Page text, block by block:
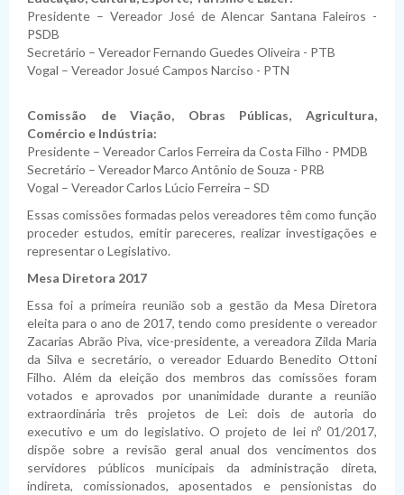
Presidente – Vereador José de Alencar Santana Faleiros -
PSDB
Secretário – Vereador Fernando Guedes Oliveira - PTB
Vogal – Vereador Josué Campos Narciso - PTN
Comissão de Viação, Obras Públicas, Agricultura,
Comércio e Indústria:
Presidente – Vereador Carlos Ferreira da Costa Filho - PMDB
Secretário – Vereador Marco Antônio de Souza - PRB
Vogal – Vereador Carlos Lúcio Ferreira – SD
Essas comissões formadas pelos vereadores têm como função
proceder estudos, emitir pareceres, realizar investigações e
representar o Legislativo.
Mesa Diretora 2017
Essa foi a primeira reunião sob a gestão da Mesa Diretora
eleita para o ano de 2017, tendo como presidente o vereador
Zacarias Abrão Piva, vice-presidente, a vereadora Zilda Maria
da Silva e secretário, o vereador Eduardo Benedito Ottoni
Filho. Além da eleição dos membros das comissões foram
votados e aprovados por unanimidade durante a reunião
extraordinária três projetos de Lei: dois de autoria do
executivo e um do legislativo. O projeto de lei nº 01/2017,
dispõe sobre a revisão geral anual dos vencimentos dos
servidores públicos municipais da administração direta,
indireta, comissionados, aposentados e pensionistas do